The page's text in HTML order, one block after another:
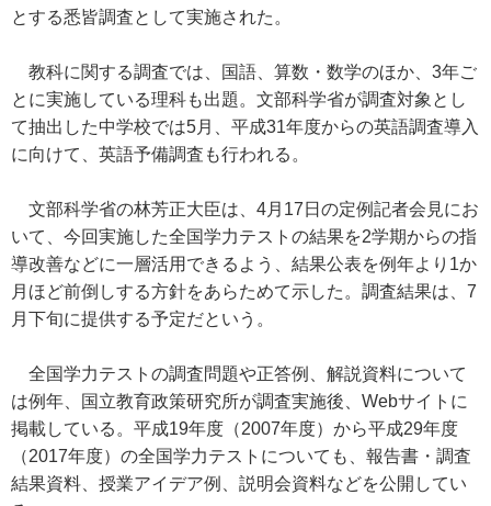
とする悉皆調査として実施された。
教科に関する調査では、国語、算数・数学のほか、3年ご
とに実施している理科も出題。文部科学省が調査対象とし
て抽出した中学校では5月、平成31年度からの英語調査導入
に向けて、英語予備調査も行われる。
文部科学省の林芳正大臣は、4月17日の定例記者会見にお
いて、今回実施した全国学力テストの結果を2学期からの指
導改善などに一層活用できるよう、結果公表を例年より1か
月ほど前倒しする方針をあらためて示した。調査結果は、7
月下旬に提供する予定だという。
全国学力テストの調査問題や正答例、解説資料について
は例年、国立教育政策研究所が調査実施後、Webサイトに
掲載している。平成19年度（2007年度）から平成29年度
（2017年度）の全国学力テストについても、報告書・調査
結果資料、授業アイデア例、説明会資料などを公開してい